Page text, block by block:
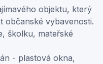
objektu, který
občanské vybavenosti.
školku, mateřské
- plastová okna,